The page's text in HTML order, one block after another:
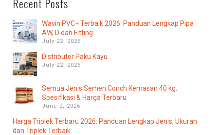
Recent Posts
Wavin PVC+ Terbaik 2026: Panduan Lengkap Pipa
AW, D dan Fitting
July 22, 2026
Distributor Paku Kayu
July 22, 2026
Semua Jenis Semen Conch Kemasan 40 kg:
Spesifikasi & Harga Terbaru
June 2, 2026
Harga Triplek Terbaru 2026: Panduan Lengkap Jenis, Ukuran
dan Triplek Terbaik